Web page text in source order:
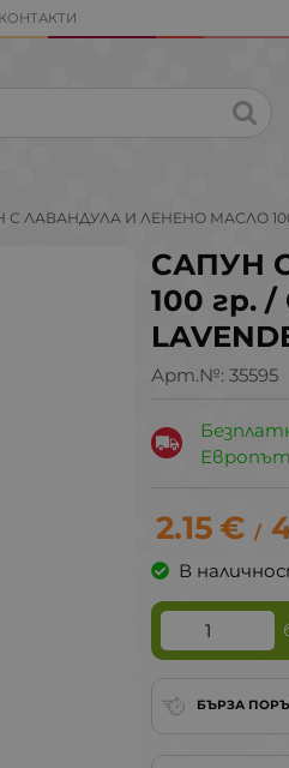
КОНТАКТИ
ЛАВАНДУЛА И ЛЕНЕНО МАСЛО 100
САПУН
100 гр. /
Арт.№: 35595
Европът
2.15€ /
В
БЪРЗА